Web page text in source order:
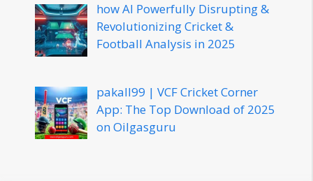
how AI Powerfully Disrupting &
Revolutionizing Cricket &
Football Analysis in 2025
pakall99 | VCF Cricket Corner
App: The Top Download of 2025
on Oilgasguru